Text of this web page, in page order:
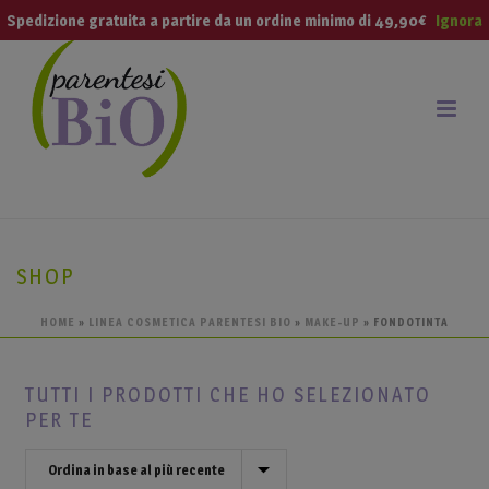
SHOP
HOME » LINEA COSMETICA PARENTESI BIO » MAKE-UP » FONDOTINTA
TUTTI I PRODOTTI CHE HO SELEZIONATO
PER TE
Spedizione gratuita a partire da un ordine minimo di 49,90€ Ignora
modal-check